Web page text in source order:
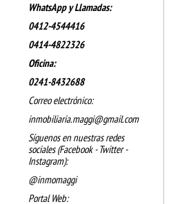
WhatsApp y Llamadas:
0412-4544416
0414-4822326
Oficina:
0241-8432688
Correo electrónico:
inmobiliaria.maggi@gmail.com
Síguenos en nuestras redes
sociales (Facebook - Twitter -
Instagram):
@inmomaggi
Portal Web: